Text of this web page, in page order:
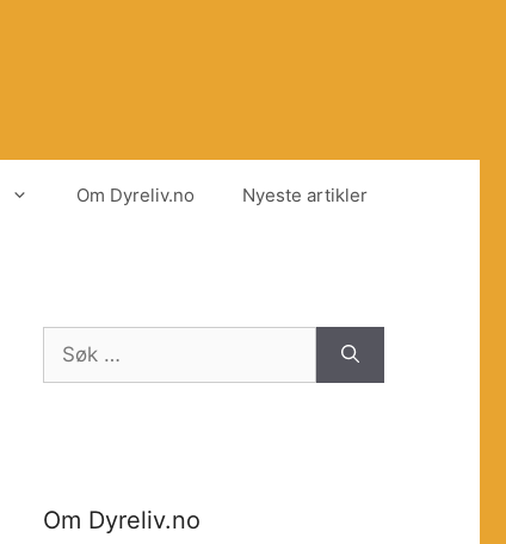
Om Dyreliv.no Nyeste artikler
Søk
etter:
Om Dyreliv.no